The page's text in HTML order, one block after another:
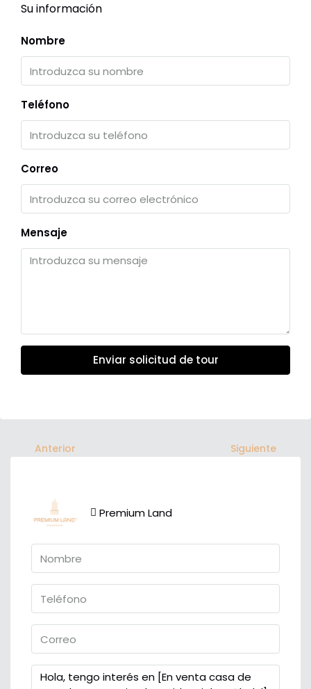
Su información
Nombre
Teléfono
Correo
Mensaje
Enviar solicitud de tour
Anterior Siguiente
Premium Land